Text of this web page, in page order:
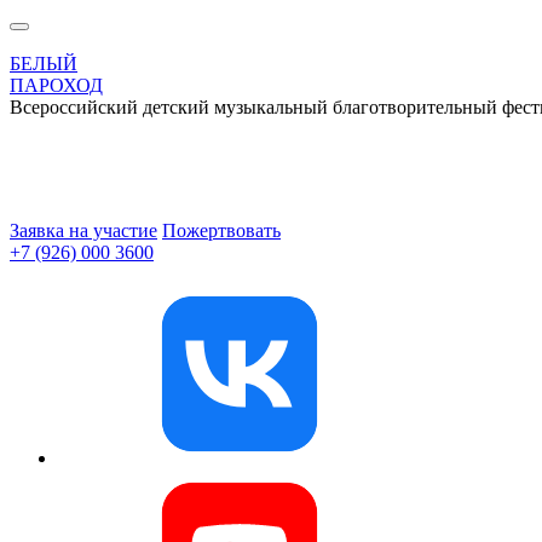
БЕЛЫЙ
ПАРОХОД
Всероссийский детский музыкальный благотворительный
Заявка на участие Пожертвовать
+7 (926) 000 3600